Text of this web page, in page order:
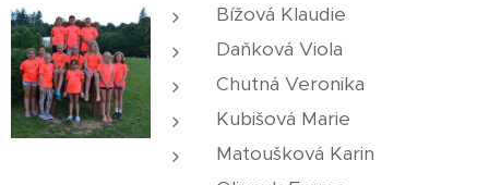
Bížová Klaudie
Daňková Viola
Chutná Veronika
Kubišová Marie
Matoušková Karin